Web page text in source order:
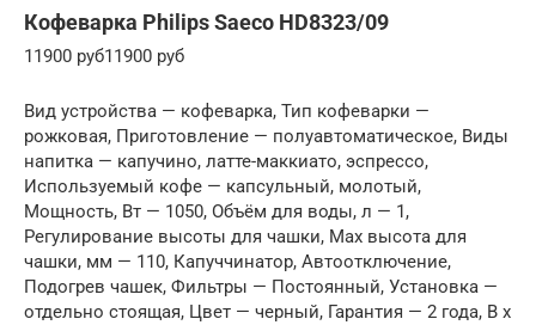
Кофеварка Philips Saeco HD8323/09
11900 руб11900 руб
Вид устройства — кофеварка, Тип кофеварки —
рожковая, Приготовление — полуавтоматическое, Виды
напитка — капучино, латте-маккиато, эспрессо,
Используемый кофе — капсульный, молотый,
Мощность, Вт — 1050, Объём для воды, л — 1,
Регулирование высоты для чашки, Max высота для
чашки, мм — 110, Капуччинатор, Автоотключение,
Подогрев чашек, Фильтры — Постоянный, Установка —
отдельно стоящая, Цвет — черный, Гарантия — 2 года, В x